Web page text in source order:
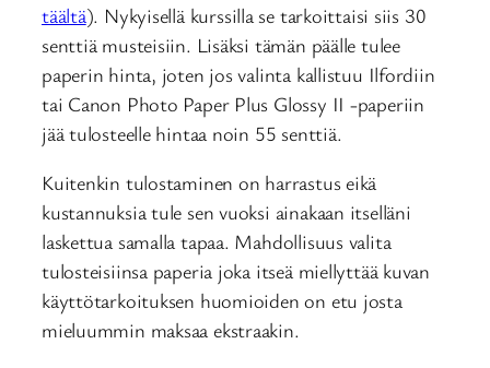
täältä). Nykyisellä kurssilla se tarkoittaisi siis 30
senttiä musteisiin. Lisäksi tämän päälle tulee
paperin hinta, joten jos valinta kallistuu Ilfordiin
tai Canon Photo Paper Plus Glossy II -paperiin
jää tulosteelle hintaa noin 55 senttiä.
Kuitenkin tulostaminen on harrastus eikä
kustannuksia tule sen vuoksi ainakaan itselläni
laskettua samalla tapaa. Mahdollisuus valita
tulosteisiinsa paperia joka itseä miellyttää kuvan
käyttötarkoituksen huomioiden on etu josta
mieluummin maksaa ekstraakin.